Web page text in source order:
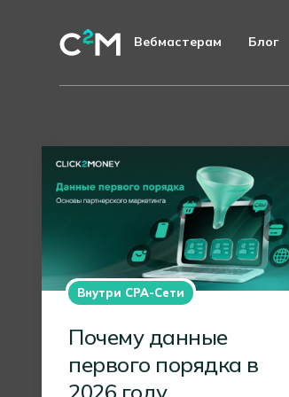
Вебмастерам Блог
Внутри CPA-Сети
Почему данные
первого порядка в